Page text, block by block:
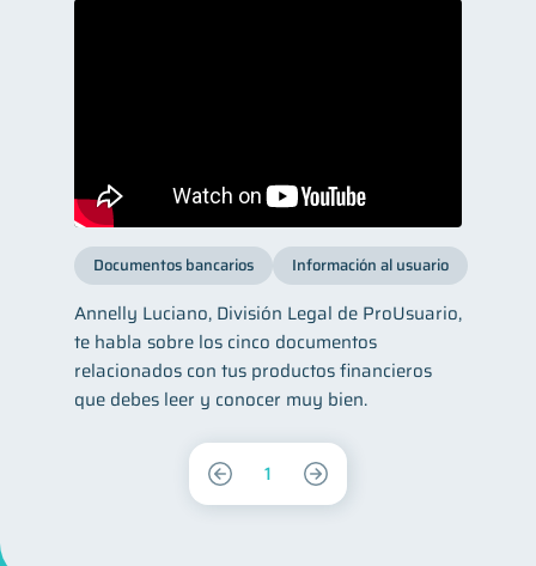
Documentos bancarios Información al usuario
Annelly Luciano, División Legal de ProUsuario,
te habla sobre los cinco documentos
relacionados con tus productos financieros
que debes leer y conocer muy bien.
1